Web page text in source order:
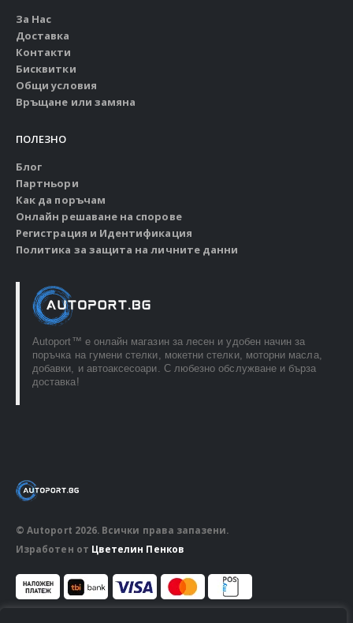
За Нас
Доставка
Контакти
Бисквитки
Общи условия
Връщане или замяна
ПОЛЕЗНО
Блог
Партньори
Как да поръчам
Онлайн решаване на спорове
Регистрация и Идентификация
Политика за защита на личните данни
Autoport™ e онлайн магазин за лесен и удобен начин за
поръчка на гумени стелки, мокетни стелки, моторни масла,
добавки, и автоаксесоари. С любезно обслужване и бърза
доставка!
© Autoport 2026. Всички права запазени.
Изработен от Цветелин Пенков